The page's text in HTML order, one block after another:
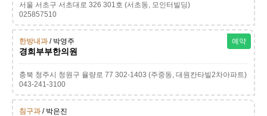
서울 서초구 서초대로 326 301호 (서초동, 모인터빌딩)
025857510
한방내과/ 박영주
경희부부한의원
예약
충북 청주시 청원구 율량로 77 302-1403 (주중동, 대원칸타빌2차아파트)
043-241-3100
침구과/ 박은진